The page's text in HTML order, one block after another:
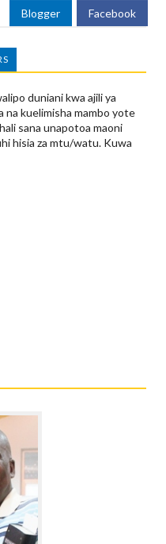
Blogger Facebook
duniani kwa ajili ya
kuelimisha mambo yote
sana unapotoa maoni
hisia za mtu/watu. Kuwa